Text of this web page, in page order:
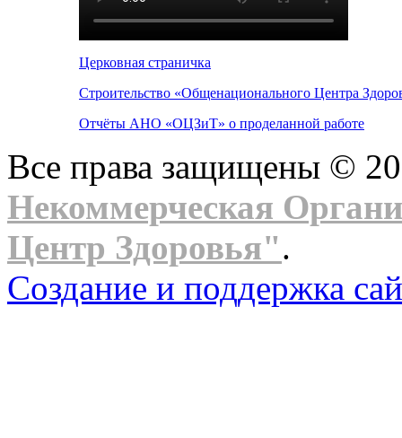
Церковная страничка
Строительство «Общенационального Центра
Отчёты АНО «ОЦЗиТ» о проделанной работе
Все права защищены ©
Некоммерческая
Центр Здоровья".
Создание и поддержка